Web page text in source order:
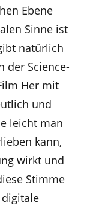
Ebene
Sinne ist
natürlich
der Science-
Her mit
und
leicht man
kann,
wirkt und
Stimme